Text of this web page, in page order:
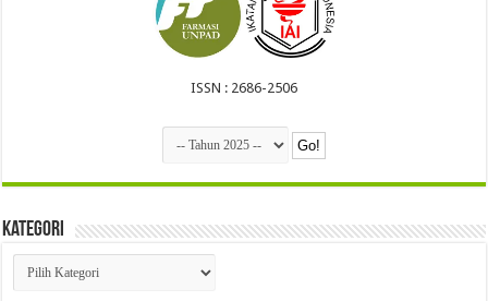
ISSN : 2686-2506
Kategori
Kategori